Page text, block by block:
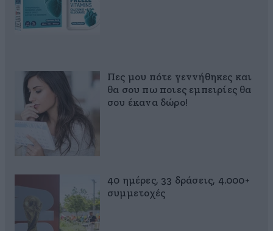
Πες μου πότε γεννήθηκες και
θα σου πω ποιες εμπειρίες θα
σου έκανα δώρο!
40 ημέρες, 33 δράσεις, 4.000+
συμμετοχές